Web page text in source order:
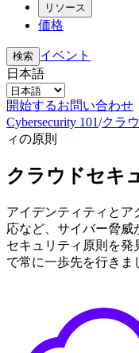
リソース
価格
検索 イベント
日本語
開始するお問い合わせ
Cybersecurity 101/クラ
ィの原則
クラウドセキ
アイデンティティと
応など、サイバー脅威
セキュリティ原則を発
で常に一歩先を行きま